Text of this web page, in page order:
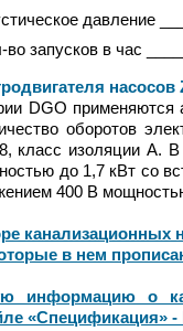
давление
запусков в час
насосов
DGO применяются
оборотов
класс изоляции А.
до 1,7 кВт со
400 В
канализационных
в нем
информацию о
«Спецификация» -